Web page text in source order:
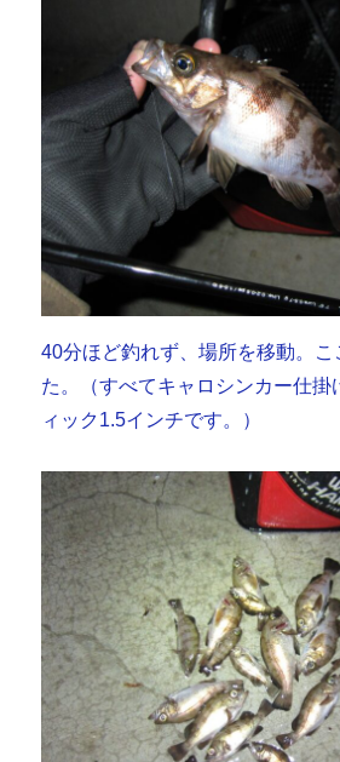
40分ほど釣れず、場所を移動。こ
た。（すべてキャロシンカー仕掛
ィック1.5インチです。）